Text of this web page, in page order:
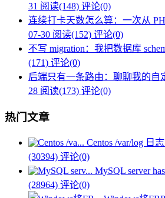
31 阅读(148) 评论(0)
连续打卡天数怎么算：一次从
07-30 阅读(152) 评论(0)
不写 migration：我把数据库
(171) 评论(0)
后端只有一条路由：聊聊我的自
28 阅读(173) 评论(0)
热门文章
Centos /var/log 日
(30394) 评论(0)
MySQL server
(28964) 评论(0)